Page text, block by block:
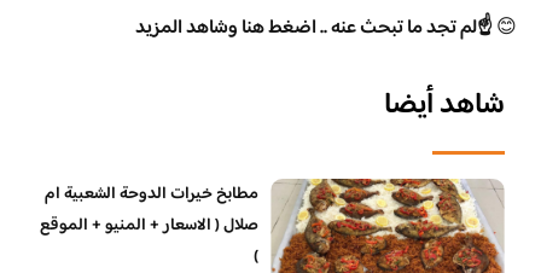
😊☝️لم تجد ما تبحث عنه .. اضغط هنا وشاهد المزيد
شاهد أيضا
مطابخ خيرات الدوحة الشعبية ام
صلال ( الاسعار + المنيو + الموقع
)